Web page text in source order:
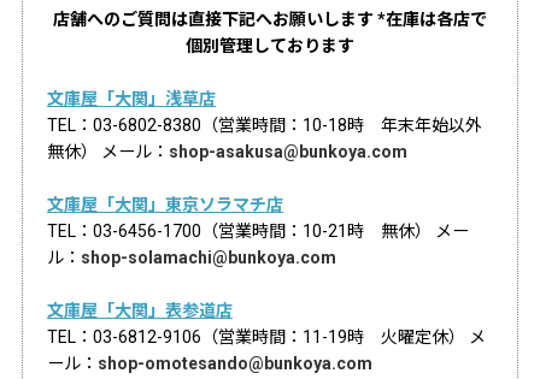
店舗へのご質問は直接下記へお願いします *在庫は各店で
個別管理しております
文庫屋「大関」浅草店
TEL：03-6802-8380（営業時間：10-18時 年末年始以外
無休） メール： shop-asakusa@bunkoya.com
文庫屋「大関」東京ソラマチ店
TEL：03-6456-1700（営業時間：10-21時 無休） メー
ル： shop-solamachi@bunkoya.com
文庫屋「大関」表参道店
TEL：03-6812-9106（営業時間：11-19時 火曜定休） メ
ール： shop-omotesando@bunkoya.com